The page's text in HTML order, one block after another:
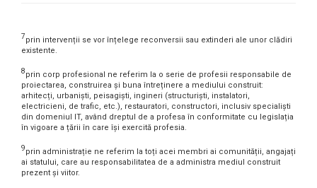
7prin intervenții se vor înțelege reconversii sau extinderi ale unor clădiri
existente.
8prin corp profesional ne referim la o serie de profesii responsabile de
proiectarea, construirea și buna întreținere a mediului construit:
arhitecți, urbaniști, peisagiști, ingineri (structuriști, instalatori,
electricieni, de trafic, etc.), restauratori, constructori, inclusiv specialiști
din domeniul IT, având dreptul de a profesa în conformitate cu legislația
în vigoare a țării în care își exercită profesia.
9prin administrație ne referim la toți acei membri ai comunității, angajați
ai statului, care au responsabilitatea de a administra mediul construit
prezent și viitor.